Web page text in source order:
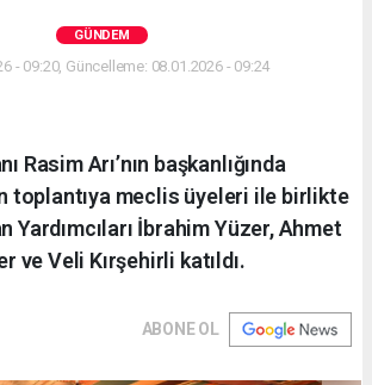
GÜNDEM
- 09:20, Güncelleme: 08.01.2026 - 09:24
Rasim Arı’nın başkanlığında
toplantıya meclis üyeleri ile birlikte
Yardımcıları İbrahim Yüzer, Ahmet
ve Veli Kırşehirli katıldı.
ABONE OL